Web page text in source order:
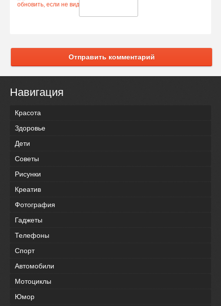
обновить, если не виден код
Отправить комментарий
Навигация
Красота
Здоровье
Дети
Советы
Рисунки
Креатив
Фотография
Гаджеты
Телефоны
Спорт
Автомобили
Мотоциклы
Юмор